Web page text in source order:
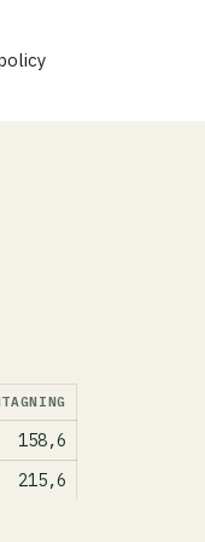
158,6
215,6